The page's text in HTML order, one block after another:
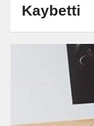
Kaybetti